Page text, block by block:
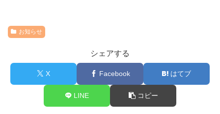
お知らせ
シェアする
X Facebook はてブ
LINE コピー